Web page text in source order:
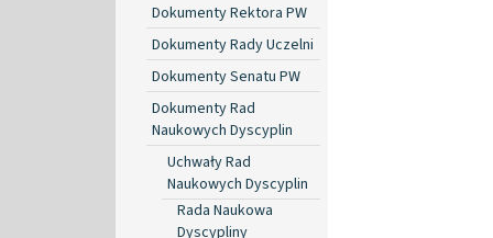
Dokumenty Rektora PW
Dokumenty Rady Uczelni
Dokumenty Senatu PW
Dokumenty Rad
Naukowych Dyscyplin
Uchwały Rad
Naukowych Dyscyplin
Rada Naukowa
Dyscypliny